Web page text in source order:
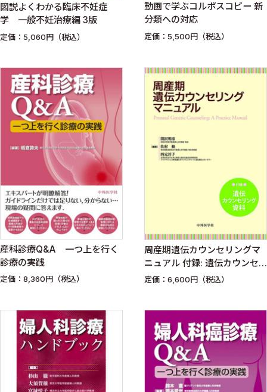
図説よくわかる臨床不妊症
学 一般不妊治療編 3版
定価：5,060円（税込）
動画で学ぶコルポスコピー 新
分類への対応
定価：5,500円（税込）
産科診療Q&A 一つ上を行く
診療の実践
定価：8,360円（税込）
周産期遺伝カウンセリングマ
ニュアル 付録: 遺伝カウンセ
リング資料
定価：6,600円（税込）